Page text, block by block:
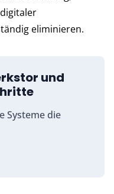
eliminieren.
und
Systeme die